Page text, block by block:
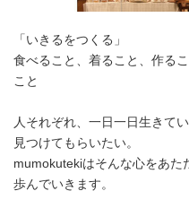
「いきるをつくる」
食べること、着ること、作る
こと
人それぞれ、一日一日生きて
見つけてもらいたい。
mumokutekiはそんな心をあた
歩んでいきます。